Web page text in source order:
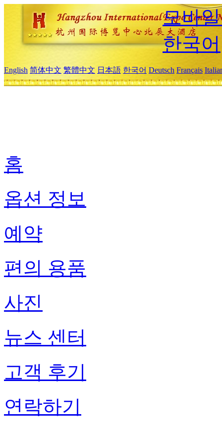
모바
한국어
English 简体中文 繁體中文 日本語 한국어 Deutsch Français
홈
옵션 정보
예약
편의 용품
사진
뉴스 센터
고객 후기
연락하기